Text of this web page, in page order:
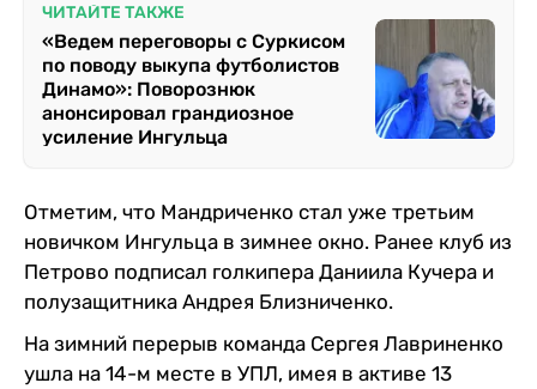
ЧИТАЙТЕ ТАКЖЕ
«Ведем переговоры с Суркисом
по поводу выкупа футболистов
Динамо»: Поворознюк
анонсировал грандиозное
усиление Ингульца
Отметим, что Мандриченко стал уже третьим
новичком Ингульца в зимнее окно. Ранее клуб из
Петрово подписал голкипера Даниила Кучера и
полузащитника Андрея Близниченко.
На зимний перерыв команда Сергея Лавриненко
ушла на 14-м месте в УПЛ, имея в активе 13